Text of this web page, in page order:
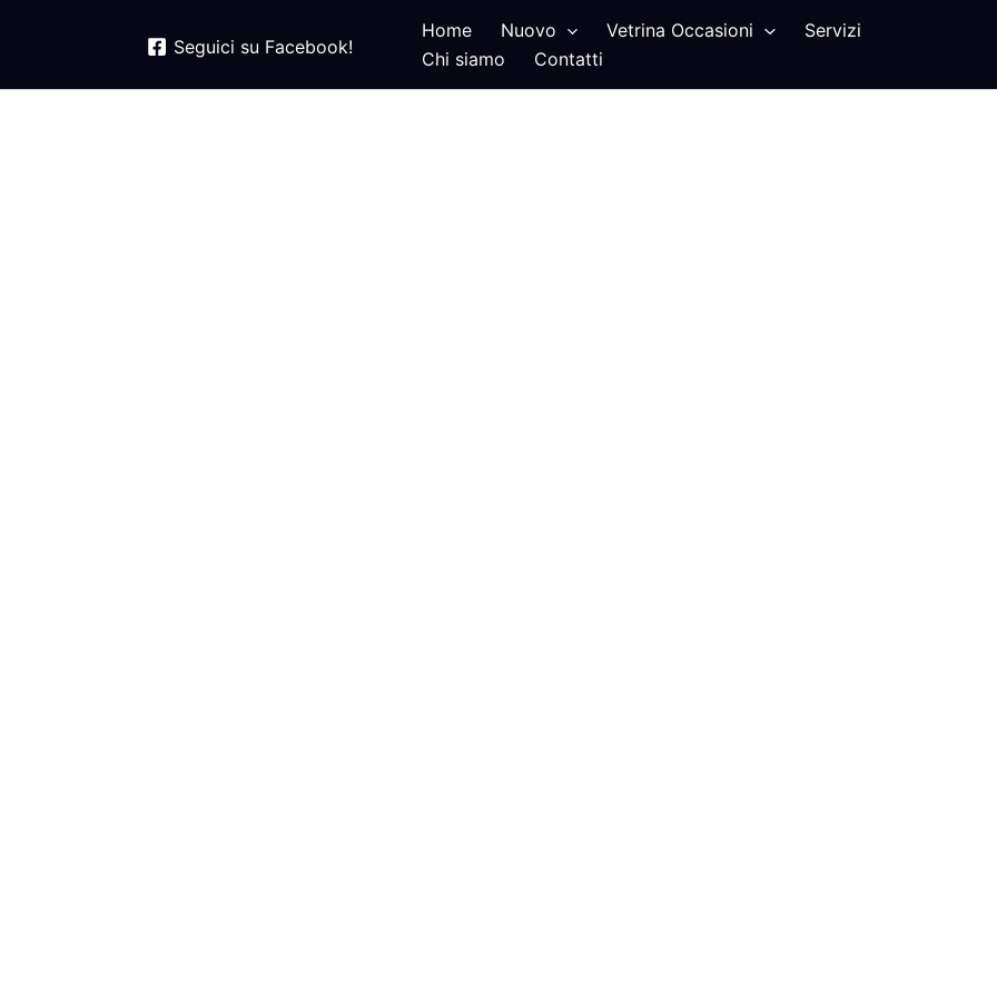
Seguici su Facebook!
Home Nuovo Vetrina Occasioni
Servizi
Chi siamo
Contatti